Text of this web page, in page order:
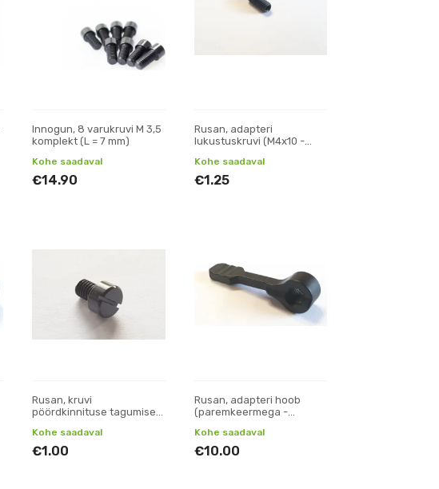
Innogun, 8 varukruvi M 3,5
komplekt (L = 7 mm)
Kohe saadaval
€14.90
Rusan, adapteri
lukustuskruvi (M4x10 -
Kohe saadaval
€1.25
Rusan, kruvi
pöördkinnituse tagumise
Kohe saadaval
€1.00
Rusan, adapteri hoob
(paremkeermega -
Kohe saadaval
€10.00